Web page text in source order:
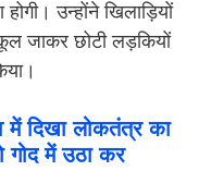
उन्होंने खिलाड़ियों
जाकर छोटी लड़कियों
दिखा लोकतंत्र का
गोद में उठा कर